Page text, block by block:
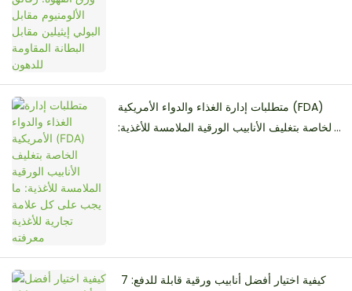
متطلبات إدارة الغذاء والدواء الأمريكية (FDA)
الخاصة بتغليف الأنابيب الورقية الملامسة للأغذية: